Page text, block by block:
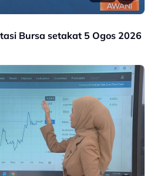
Bursa setakat 5 Ogos 2026